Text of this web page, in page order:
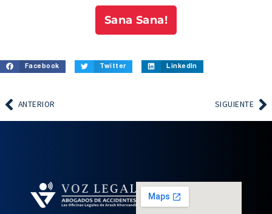
Sana Sana!
Facebook Twitter LinkedIn
ANTERIOR SIGUIENTE